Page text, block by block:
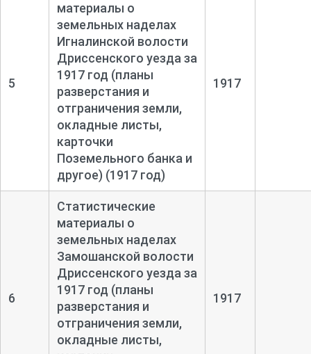
5
материалы о
земельных наделах
Игналинской волости
Дриссенского уезда за
1917 год (планы
разверстания и
отграничения земли,
окладные листы,
карточки
Поземельного банка и
другое) (1917 год)
1917
6
Статистические
материалы о
земельных наделах
Замошанской волости
Дриссенского уезда за
1917 год (планы
разверстания и
отграничения земли,
окладные листы,
1917